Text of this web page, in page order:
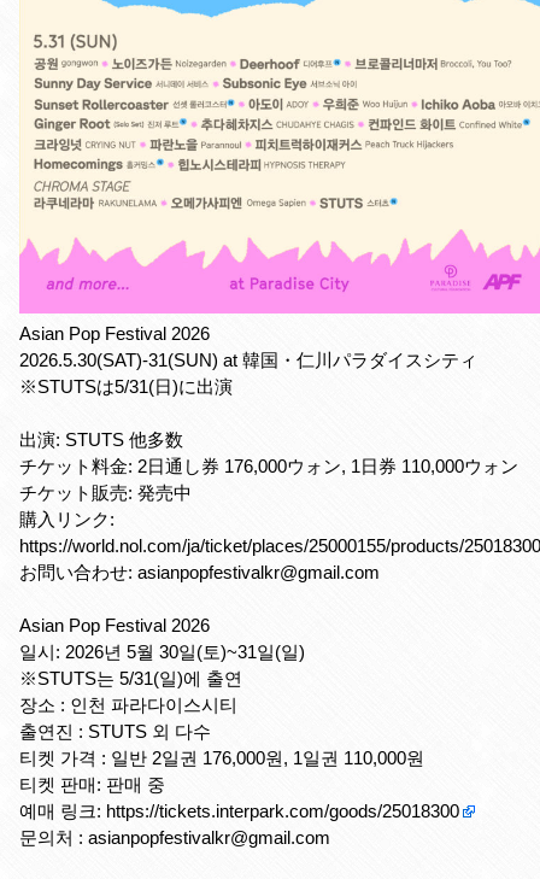
Asian Pop Festival 2026
2026.5.30(SAT)-31(SUN) at 韓国・仁川パラダイスシティ
※STUTSは5/31(日)に出演
出演: STUTS 他多数
チケット料金: 2日通し券 176,000ウォン, 1日券 110,000ウォン
チケット販売: 発売中
購入リンク:
https://world.nol.com/ja/ticket/places/25000155/products/25018300
お問い合わせ: asianpopfestivalkr@gmail.com
Asian Pop Festival 2026
일시: 2026년 5월 30일(토)~31일(일)
※STUTS는 5/31(일)에 출연
장소 : 인천 파라다이스시티
출연진 : STUTS 외 다수
티켓 가격 : 일반 2일권 176,000원, 1일권 110,000원
티켓 판매: 판매 중
예매 링크: https://tickets.interpark.com/goods/25018300
문의처 : asianpopfestivalkr@gmail.com